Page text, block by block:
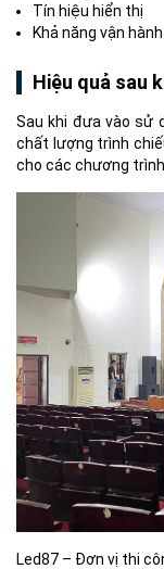
Tín hiệu hiển thị
Khả năng vận
Hiệu quả sau
Sau khi đưa vào sử
chất lượng trình
cho các chương
Led87 – Đơn vị thi